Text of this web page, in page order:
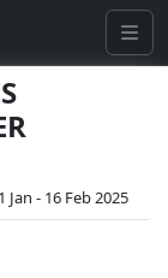
Jan - 16 Feb 2025